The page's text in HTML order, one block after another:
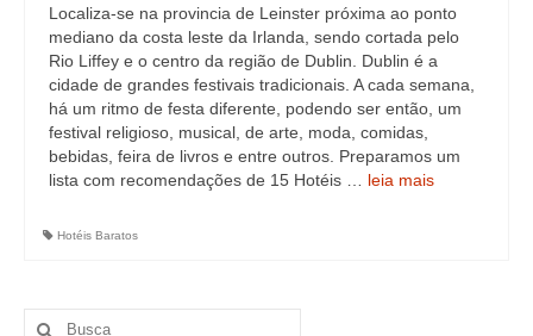
Localiza-se na provincia de Leinster próxima ao ponto
mediano da costa leste da Irlanda, sendo cortada pelo
Rio Liffey e o centro da região de Dublin. Dublin é a
cidade de grandes festivais tradicionais. A cada semana,
há um ritmo de festa diferente, podendo ser então, um
festival religioso, musical, de arte, moda, comidas,
bebidas, feira de livros e entre outros. Preparamos um
lista com recomendações de 15 Hotéis … leia mais
Hotéis Baratos